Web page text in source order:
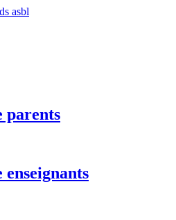
parents
enseignants